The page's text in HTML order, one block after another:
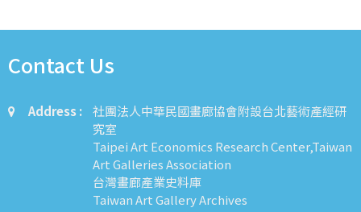
Contact Us
Address :
社團法人中華民國畫廊協會附設台北藝術產經研
究室
Taipei Art Economics Research Center,Taiwan
Art Galleries Association
台灣畫廊產業史料庫
Taiwan Art Gallery Archives